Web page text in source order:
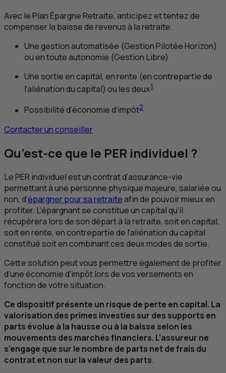
Avec le Plan Épargne Retraite, anticipez et tentez de
compenser la baisse de revenus à la retraite.
Une gestion automatisée (Gestion Pilotée Horizon)
ou en toute autonomie (Gestion Libre)
Une sortie en capital, en rente (en contrepartie de
l’aliénation du capital) ou les deux1
Possibilité d'économie d’impôt2
Contacter un conseiller
Qu’est-ce que le PER individuel ?
LePER individuel est un contrat d'assurance-vie
permettant à une personne physique majeure, salariée ou
non, d’épargner pour sa retraiteafin de pouvoir mieux en
profiter. L’épargnant se constitue un capital qu’il
récupèrera lors de son départ à la retraite, soit en capital,
soit en rente, en contrepartie de l’aliénation du capital
constitué soit en combinant ces deux modes de sortie.
Cette solution peut vous permettre également de profiter
d’une économie d’impôt lors de vos versements en
fonction de votre situation.
Ce dispositif présente un risque de perte en capital. La
valorisation des primes investies sur des supports en
parts évolue à la hausse ou à la baisse selon les
mouvements des marchés financiers. L’assureur ne
s’engage que sur le nombre de parts net de frais du
contrat et non sur la valeur des parts.